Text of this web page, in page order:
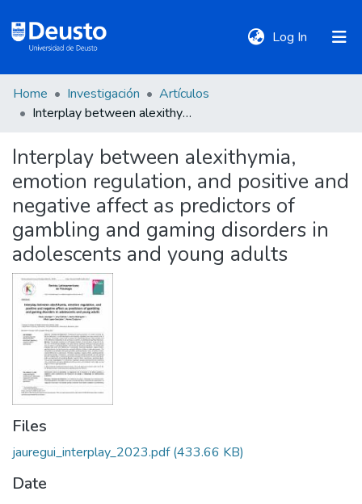
Log In (current)
DeustoTeka
Communities
&
Collections
All of DSpace
Statistics
Policies
Home Investigación
Artículos
Interplay between alexithymia, emotion regulation, and positive and negative affect as predictors of gambling and gaming disorders in adolescents and young adults
Interplay between alexithymia,
emotion regulation, and positive and
negative affect as predictors of
gambling and gaming disorders in
adolescents and young adults
Files
jauregui_interplay_2023.pdf(433.66 KB)
Date